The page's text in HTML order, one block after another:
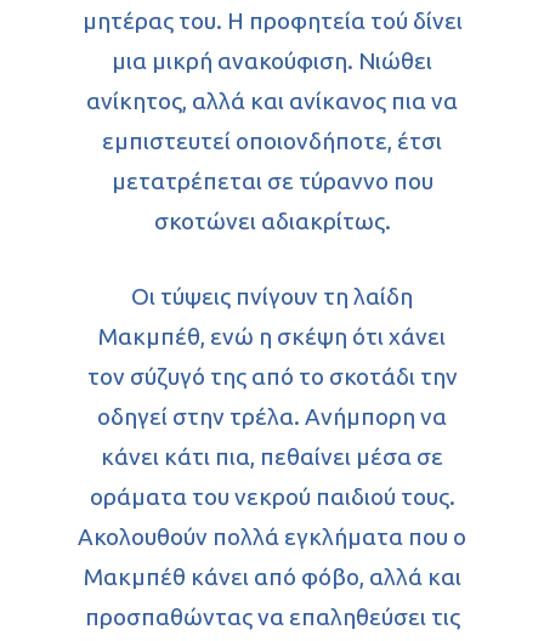
μητέρας του. Η προφητεία τού δίνει
μια μικρή ανακούφιση. Νιώθει
ανίκητος, αλλά και ανίκανος πια να
εμπιστευτεί οποιονδήποτε, έτσι
μετατρέπεται σε τύραννο που
σκοτώνει αδιακρίτως.
Οι τύψεις πνίγουν τη λαίδη
Μακμπέθ, ενώ η σκέψη ότι χάνει
τον σύζυγό της από το σκοτάδι την
οδηγεί στην τρέλα. Ανήμπορη να
κάνει κάτι πια, πεθαίνει μέσα σε
οράματα του νεκρού παιδιού τους.
Ακολουθούν πολλά εγκλήματα που ο
Μακμπέθ κάνει από φόβο, αλλά και
προσπαθώντας να επαληθεύσει τις